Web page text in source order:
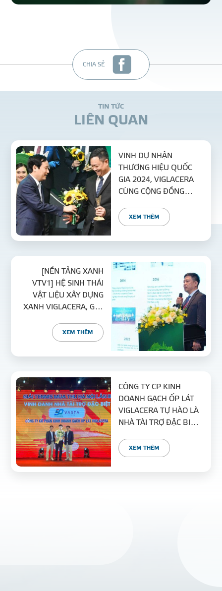
CHIA SẺ
TIN TỨC
LIÊN QUAN
VINH DỰ NHẬN
THƯƠNG HIỆU QUỐC
GIA 2024, VIGLACERA
CÙNG CỘNG ĐỒNG
MÌNH TIẾN VÀO KỶ
NGUYÊN XANH
XEM THÊM
[NỀN TẢNG XANH
VTV1] HỆ SINH THÁI
VẬT LIỆU XÂY DỰNG
XANH VIGLACERA, GIẢI
MỌI CÔNG TRÌNH
XEM THÊM
CÔNG TY CP KINH
DOANH GẠCH ỐP LÁT
VIGLACERA TỰ HÀO LÀ
NHÀ TÀI TRỢ ĐẶC BIỆT
THU HÀ NỘI LẦN III
XEM THÊM